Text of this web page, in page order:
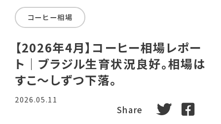
【2026年4月】コーヒー相場レポー
ト｜ブラジル生育状況良好。相場は
すこ～しずつ下落。
コーヒー相場
2026.05.11
Share tweet